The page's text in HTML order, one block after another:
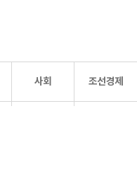
사회 조선경제